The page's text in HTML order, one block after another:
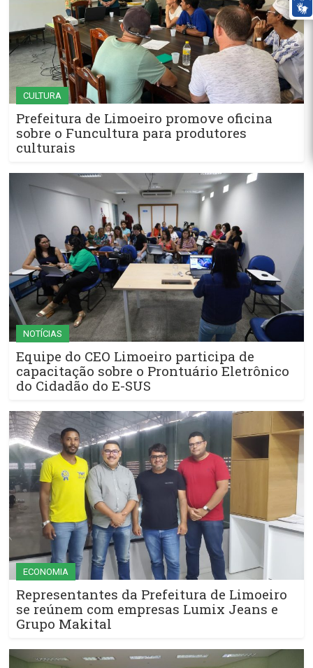
CULTURA
Prefeitura de Limoeiro promove oficina
sobre o Funcultura para produtores
culturais
NOTÍCIAS
Equipe do CEO Limoeiro participa de
capacitação sobre o Prontuário Eletrônico
do Cidadão do E-SUS
ECONOMIA
Representantes da Prefeitura de Limoeiro
se reúnem com empresas Lumix Jeans e
Grupo Makital